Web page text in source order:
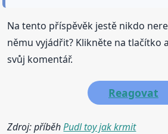
Na tento příspěvěk jestě nikdo
němu vyjádřit? Klikněte na tlačítko
svůj komentář.
Reagovat
Zdroj: příběhPudl toy jak krmit